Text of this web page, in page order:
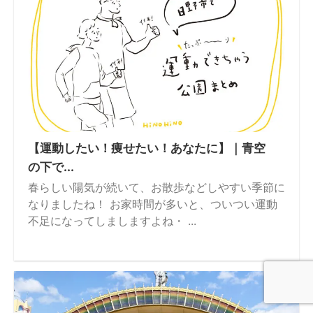
【運動したい！痩せたい！あなたに】｜青空
の下で...
春らしい陽気が続いて、お散歩などしやすい季節に
なりましたね！ お家時間が多いと、ついつい運動
不足になってしましますよね・ ...